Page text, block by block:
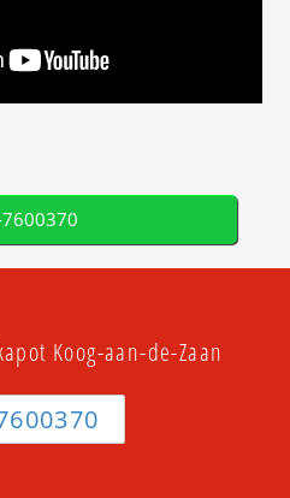
Koog-aan-de-Zaan